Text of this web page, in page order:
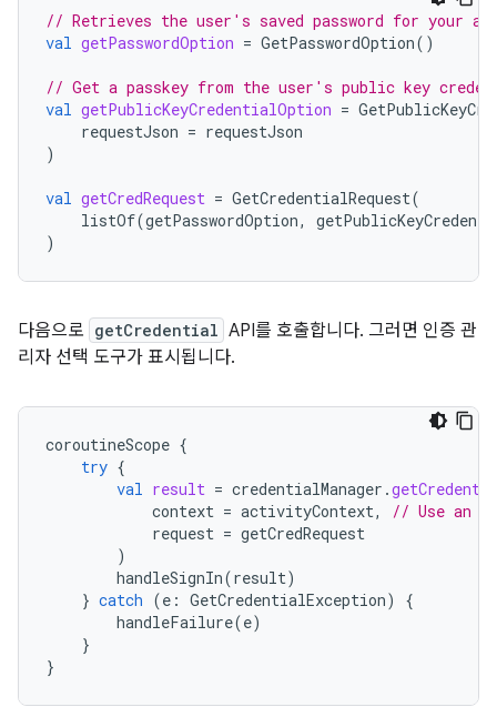
// Retrieves the user's saved password for your
val getPasswordOption = GetPasswordOption()
// Get a passkey from the user's public key
val getPublicKeyCredentialOption =
requestJson = requestJson
)
val getCredRequest = GetCredentialRequest(
listOf(getPasswordOption,
)
다음으로 getCredential API를 호출합니다. 그러면 인증 관
리자 선택 도구가 표시됩니다.
coroutineScope {
try {
val result = credentialManager .
context = activityContext,
// Use an
request = getCredRequest
)
handleSignIn(result)
} catch (e : GetCredentialException)
{
handleFailure(e)
}
}